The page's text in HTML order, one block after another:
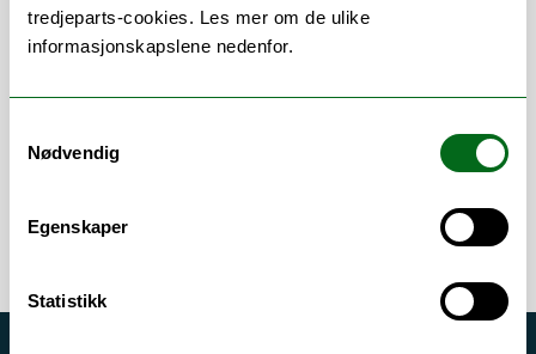
tredjeparts-cookies. Les mer om de ulike
informasjonskapslene nedenfor.
Nødvendig
Egenskaper
Statistikk
Her finner du meg
Error rendering component